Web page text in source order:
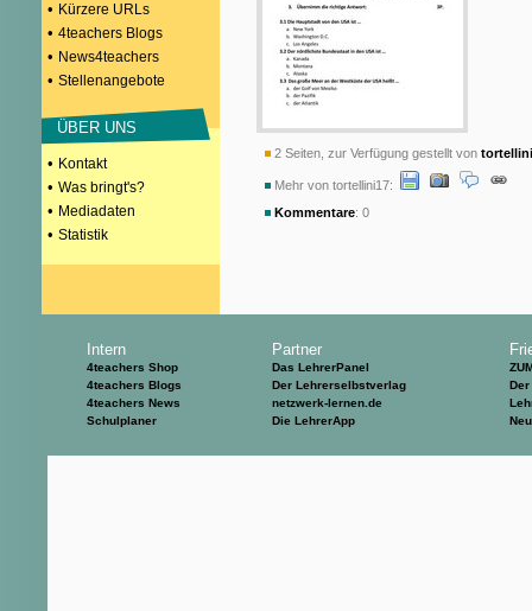
• Kürzere URLs
• 4teachers Blogs
• News4teachers
• Stellenangebote
ÜBER UNS
• Kontakt
• Was bringt's?
• Mediadaten
• Statistik
2 Seiten, zur Verfügung gestellt von
Mehr von tortellini17:
Kommentare: 0
Intern
4teachers Shop
4teachers Blogs
4teachers News
Schulplaner
Partner
Das LehrerPanel
Der Lehrerselbstverlag
netzwerk-lernen.de
Die LehrerApp